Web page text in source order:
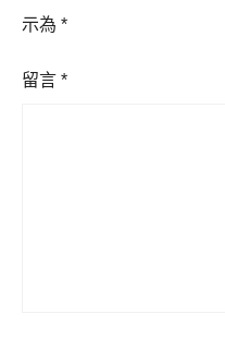
示為 *
留言 *